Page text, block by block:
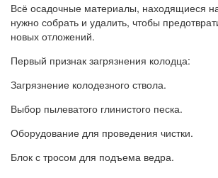
Всё осадочные материалы, находящиеся
нужно собрать и удалить, чтобы
новых отложений.
Первый признак загрязнения колодца:
Загрязнение колодезного ствола.
Выбор пылеватого глинистого песка.
Оборудование для проведения чистки.
Блок с тросом для подъема ведра.